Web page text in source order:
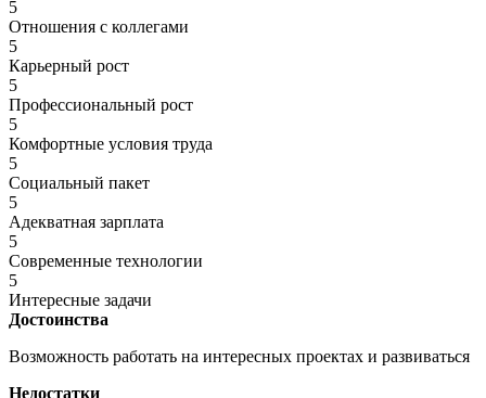
5
Отношения с коллегами
5
Карьерный рост
5
Профессиональный рост
5
Комфортные условия труда
5
Социальный пакет
5
Адекватная зарплата
5
Современные технологии
5
Интересные задачи
Достоинства
Возможность работать на интересных проектах и развиваться
Недостатки